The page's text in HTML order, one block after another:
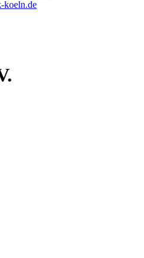
koeln.de